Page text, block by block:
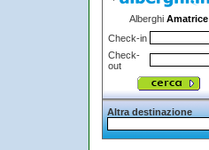
Alberghi Amatrice
Check-in
Check-
out
Altra destinazione